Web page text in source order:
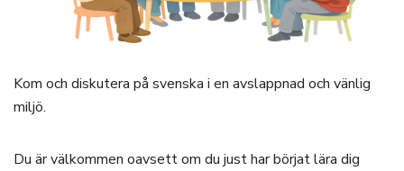
Kom och diskutera på svenska i en avslappnad och vänlig
miljö.
Du är välkommen oavsett om du just har börjat lära dig